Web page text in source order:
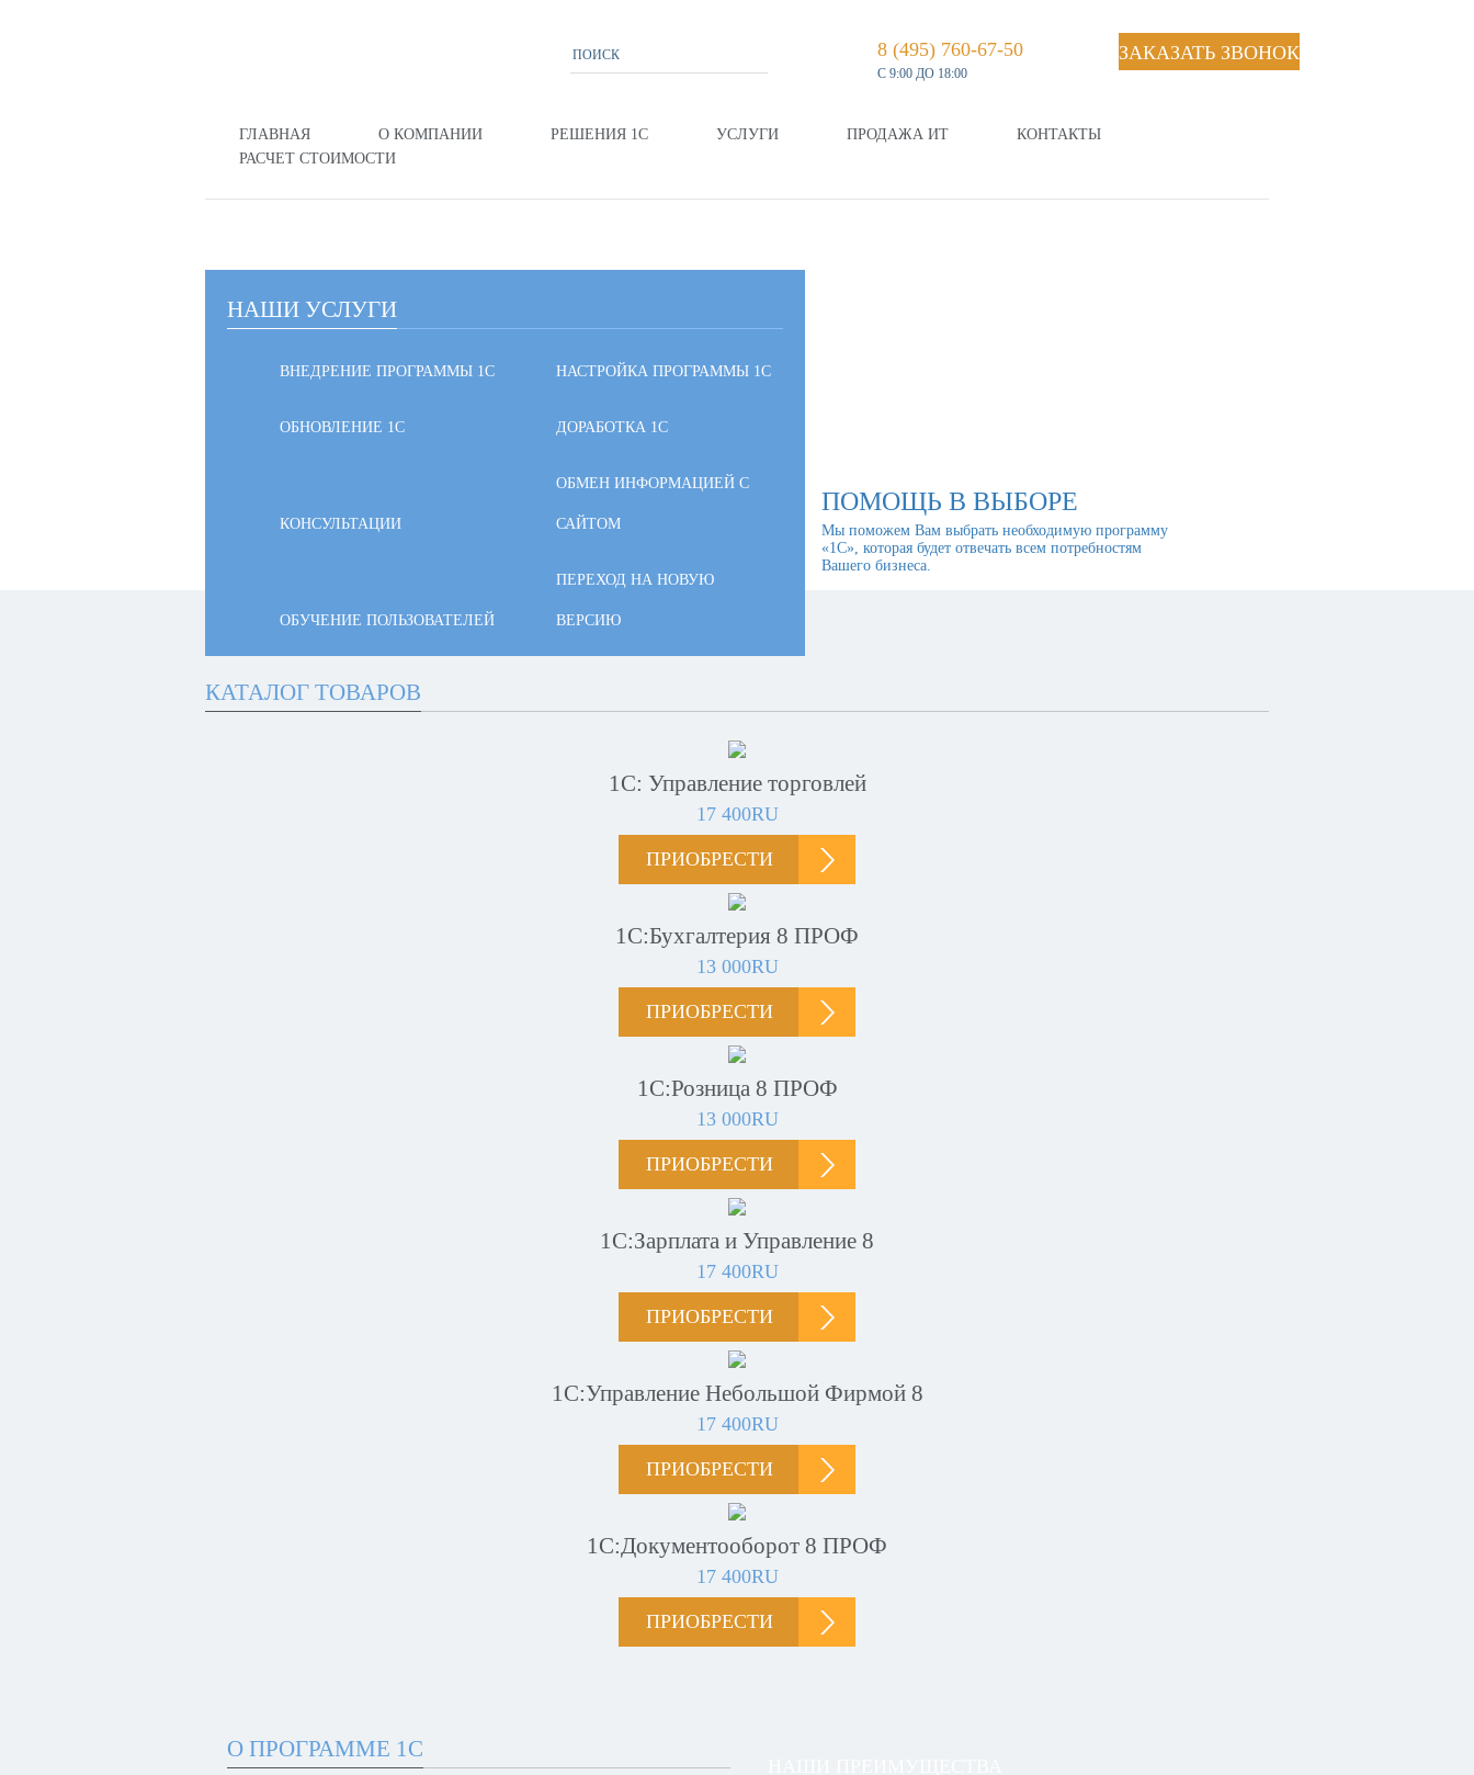
8 (495) 760-67-50
С 9:00 ДО 18:00
ЗАКАЗАТЬ ЗВОНОК
ГЛАВНАЯ О КОМПАНИИ РЕШЕНИЯ 1С УСЛУГИ ПРОДАЖА ИТ
КОНТАКТЫ
РАСЧЕТ СТОИМОСТИ
НАШИ УСЛУГИ
ВНЕДРЕНИЕ ПРОГРАММЫ 1С НАСТРОЙКА ПРОГРАММЫ 1С
ОБНОВЛЕНИЕ 1С ДОРАБОТКА 1С
КОНСУЛЬТАЦИИ
ОБМЕН ИНФОРМАЦИЕЙ С
САЙТОМ
ОБУЧЕНИЕ ПОЛЬЗОВАТЕЛЕЙ
ПЕРЕХОД НА НОВУЮ
ВЕРСИЮ
ПОМОЩЬ В ВЫБОРЕ
Мы поможем Вам выбрать необходимую программу
«1С», которая будет отвечать всем потребностям
Вашего бизнеса.
КАТАЛОГ ТОВАРОВ
1С: Управление торговлей
17 400RU
ПРИОБРЕСТИ
1С:Бухгалтерия 8 ПРОФ
13 000RU
ПРИОБРЕСТИ
1С:Розница 8 ПРОФ
13 000RU
ПРИОБРЕСТИ
1С:Зарплата и Управление 8
17 400RU
ПРИОБРЕСТИ
1С:Управление Небольшой Фирмой 8
17 400RU
ПРИОБРЕСТИ
1С:Документооборот 8 ПРОФ
17 400RU
ПРИОБРЕСТИ
О ПРОГРАММЕ 1С